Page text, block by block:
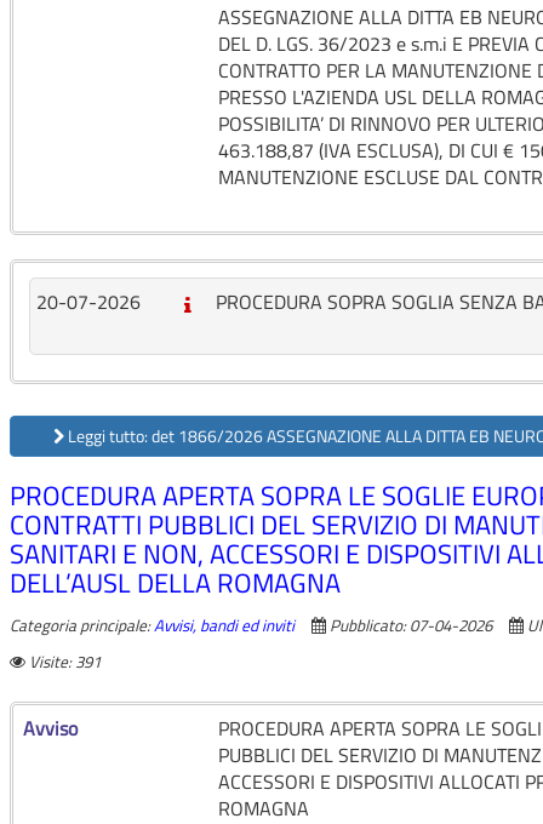
ASSEGNAZIONE ALLA DITTA EB
DEL D. LGS. 36/2023 e s.m.i E PREVIA
CONTRATTO PER LA
PRESSO L'AZIENDA USL DELLA
POSSIBILITA’ DI RINNOVO PER
463.188,87 (IVA ESCLUSA), DI CUI €
MANUTENZIONE ESCLUSE DAL
20-07-2026 PROCEDURA SOPRA SOGLIA SENZA
Leggi tutto: det 1866/2026 ASSEGNAZIONE ALLA DITTA EB
PROCEDURA APERTA SOPRA LE SOGLIE
CONTRATTI PUBBLICI DEL SERVIZIO DI
SANITARI E NON, ACCESSORI E DISPOSITIVI
DELL’AUSL DELLA ROMAGNA
Categoria principale:Avvisi, bandi ed inviti Pubblicato: 07-04-2026
Visite: 391
Avviso
PROCEDURA APERTA SOPRA LE
PUBBLICI DEL SERVIZIO DI
ACCESSORI E DISPOSITIVI ALLOCATI
ROMAGNA